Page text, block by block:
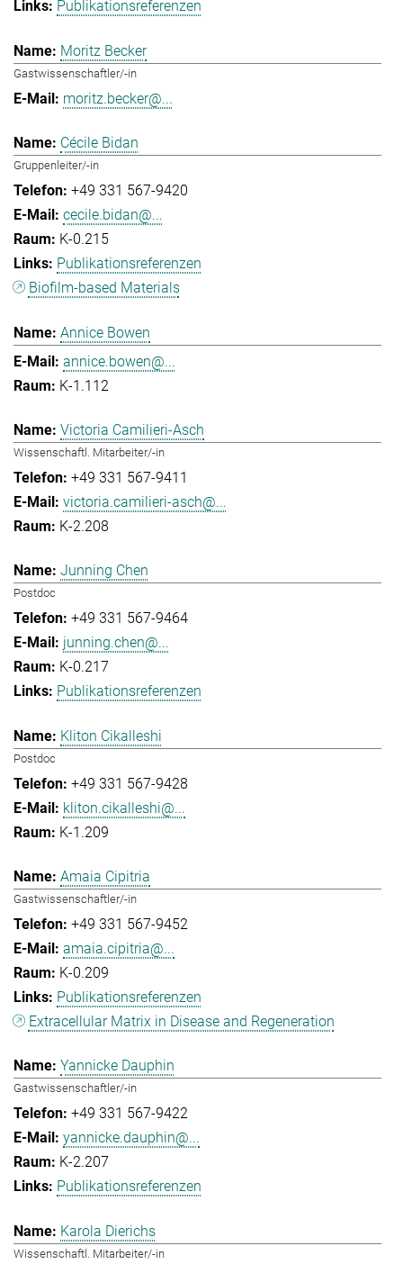
Publikationsreferenzen
Moritz Becker
Gastwissenschaftler/-in
moritz.becker@...
Cécile Bidan
Gruppenleiter/-in
+49 331 567-9420
cecile.bidan@...
K-0.215
Publikationsreferenzen
Biofilm-based Materials
Annice Bowen
annice.bowen@...
K-1.112
Victoria Camilieri-Asch
Wissenschaftl. Mitarbeiter/-in
+49 331 567-9411
victoria.camilieri-asch@...
K-2.208
Junning Chen
Postdoc
+49 331 567-9464
junning.chen@...
K-0.217
Publikationsreferenzen
Kliton Cikalleshi
Postdoc
+49 331 567-9428
kliton.cikalleshi@...
K-1.209
Amaia Cipitria
Gastwissenschaftler/-in
+49 331 567-9452
amaia.cipitria@...
K-0.209
Publikationsreferenzen
Extracellular Matrix in Disease and Regeneration
Yannicke Dauphin
Gastwissenschaftler/-in
+49 331 567-9422
yannicke.dauphin@...
K-2.207
Publikationsreferenzen
Karola Dierichs
Wissenschaftl. Mitarbeiter/-in